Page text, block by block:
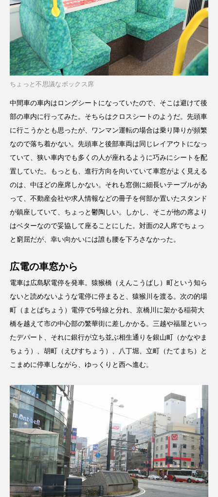
ちょっと不思議なボックス席
中間車の車内はロングシートになっていたので、そこは避けて後
部の車内に行ってみた。そちらはクロスシートのようだ。先頭車
に行こうかとも思ったが、ワンマン運転の場合は乗り降りが頻繁
なので落ち着かない。先頭車と後部車両は同じレイアウトになっ
ていて、狭い車内でも多くの人が座れるように巧みにシートを配
置していた。もっとも、進行方向を向いていて車窓がよく見える
のは、中ほどの座席しかない。それも窓側に細長いテーブルがあ
って、不動産会社や求人情報などの冊子を何部か置いたスタンド
が鎮座していて、ちょっと鬱陶しい。しかし、そこが他の席より
はベターなので妥協して座ることにした。対面の2人席でちょっ
と窮屈だが、幸い向かいには誰も腰を下ろさなかった。
広電の車窓から
電車は広島駅電停を発車。猿猴橋（えんこうばし）町という知ら
ないと読めないような電停に停まると、猿猴川を渡る。次の的場
町（まとばちょう）電停で5号線と分れ、京橋川に架かる稲荷大
橋を越えて市の中心部の繁華街に差しかかる。三越や福屋といっ
たデパート、それに銀行が立ち並ぶ相生通りを銀山町（かなやま
ちょう）、胡町（えびすちょう）、八丁堀、立町（たてまち）と
こまめに停車しながら、ゆっくりと西へ進む。